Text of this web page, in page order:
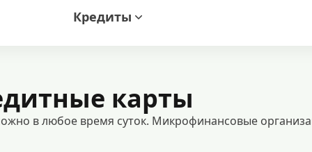
Кредиты
карты
в любое время суток. Микрофинансовые